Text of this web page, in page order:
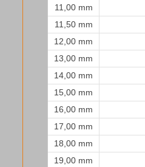
11,00 mm
11,50 mm
12,00 mm
13,00 mm
14,00 mm
15,00 mm
16,00 mm
17,00 mm
18,00 mm
19,00 mm